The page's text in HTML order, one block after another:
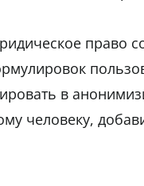
право
в
человеку,